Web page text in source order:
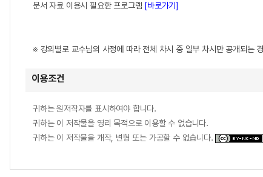
문서 자료 이용시 필요한 프로그램 [바로가기]
※ 강의별로 교수님의 사정에 따라 전체 차시 중 일부 차시만 공개되는
이용조건
귀하는 원저작자를 표시하여야 합니다.
귀하는 이 저작물을 영리 목적으로 이용할 수 없습니다.
귀하는 이 저작물을 개작, 변형 또는 가공할 수 없습니다.